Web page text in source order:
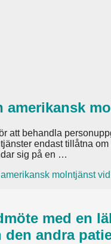
amerikansk
att behandla
endast tillåtna
sig på en …
molntjänst
med en
andra